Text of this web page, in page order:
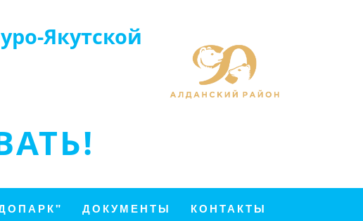
Якутской
ДОКУМЕНТЫ КОНТАКТЫ